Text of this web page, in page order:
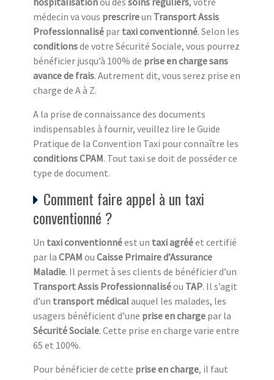
médecin va vous prescrireun Transport Assis
Professionnalisé par taxi conventionné. Selon les
conditionsde votre Sécurité Sociale, vous pourrez
bénéficier jusqu’à 100% de prise en charge sans
avance de frais. Autrement dit, vous serez prise en
charge de A à Z.
A la prise de connaissance des documents
indispensables à fournir, veuillez lire le Guide
Pratique de la Convention Taxi pour connaître les
conditions CPAM. Tout taxi se doit de posséder ce
type de document.
Comment faire appel à un taxi
conventionné ?
Un taxi conventionnéest un taxi agrééet certifié
par la CPAM ou Caisse Primaire d’Assurance
Maladie. Il permet à ses clients de bénéficier d’un
Transport Assis Professionnaliséou TAP. Il s’agit
d’un transport médicalauquel les malades, les
usagers bénéficient d’une prise en charge par la
Sécurité Sociale. Cette prise en charge varie entre
65 et 100%.
Pour bénéficier de cette prise en charge, il faut